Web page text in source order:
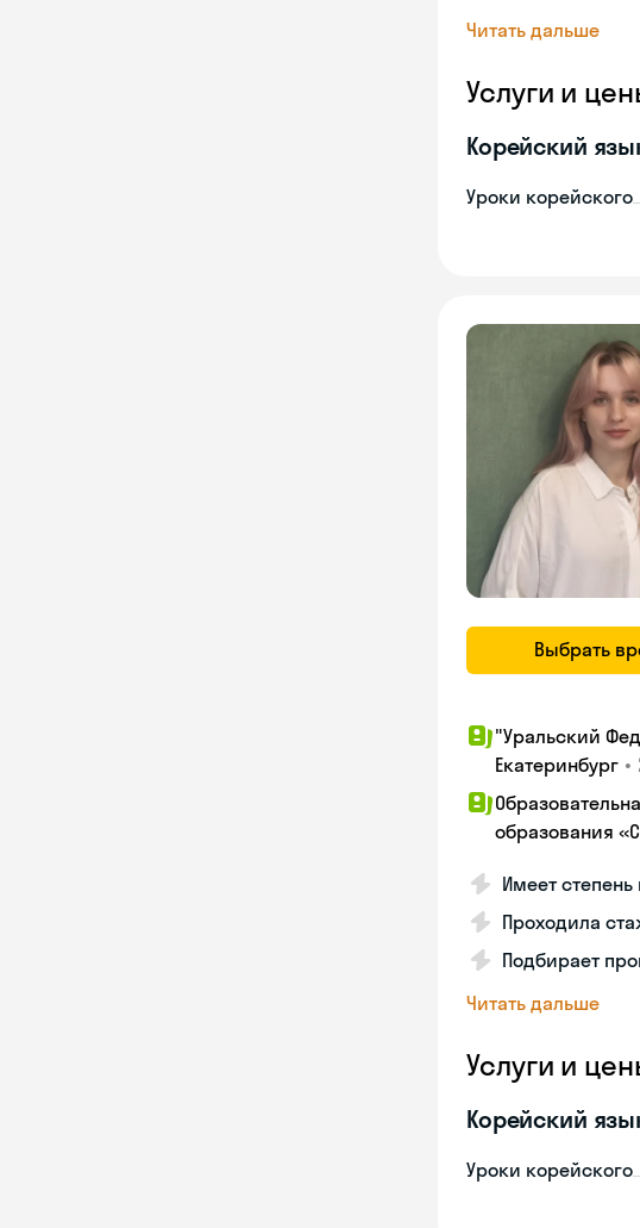
Читать дальше
Услуги и
Корейский
Уроки корейского
Выбрать
"Уральский
Екатеринбург •
образования
Имеет
Проходила
Подбирает
Читать дальше
Услуги и
Корейский
Уроки корейского